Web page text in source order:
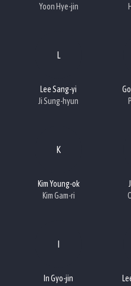
Yoon Hye-jin
L
Lee Sang-yi
Ji Sung-hyun
K
Kim Young-ok
Kim Gam-ri
I
In Gyo-jin